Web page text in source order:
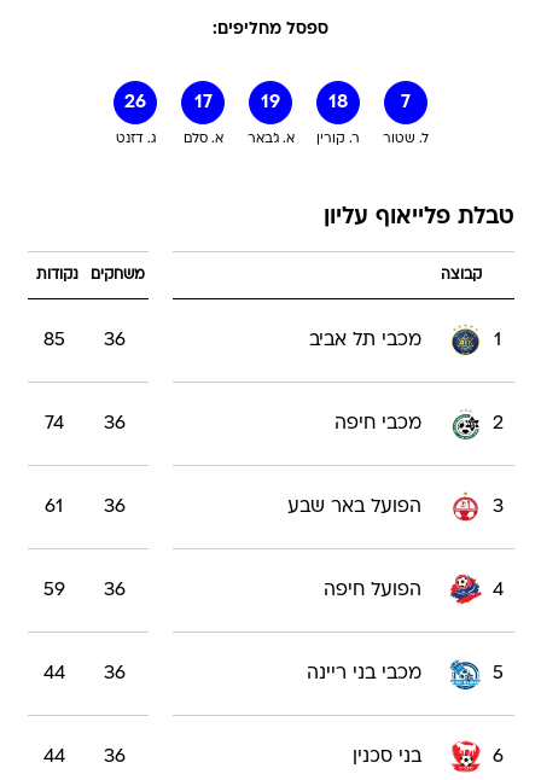
ספסל מחליפים:
26
ג. דזנט
17
א. סלם
19
א. ג'באר
18
ר. קורין
7
ל. שטור
טבלת פלייאוף עליון
קבוצה משחקים נקודות
1 מכבי תל אביב 36
85
2 מכבי חיפה 36
74
3 הפועל באר שבע 36
61
4 הפועל חיפה 36
59
5 מכבי בני ריינה 36
44
6 בני סכנין 36
44